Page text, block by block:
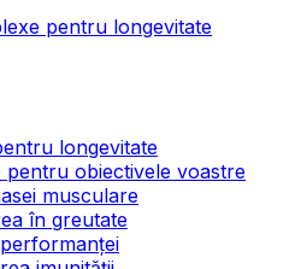
pentru longevitate
longevitate
pentru obiectivele voastre
musculare
în greutate